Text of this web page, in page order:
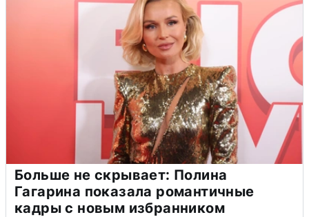
Больше не скрывает: Полина
Гагарина показала романтичные
кадры с новым избранником